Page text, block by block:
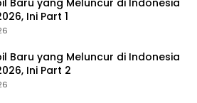
Baru yang Meluncur di Indonesia
Ini Part 1
Baru yang Meluncur di Indonesia
Ini Part 2